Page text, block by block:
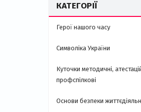
КАТЕГОРІЇ
Герої нашого часу
Символіка України
Куточки методичні,
профспілкові
Основи безпеки